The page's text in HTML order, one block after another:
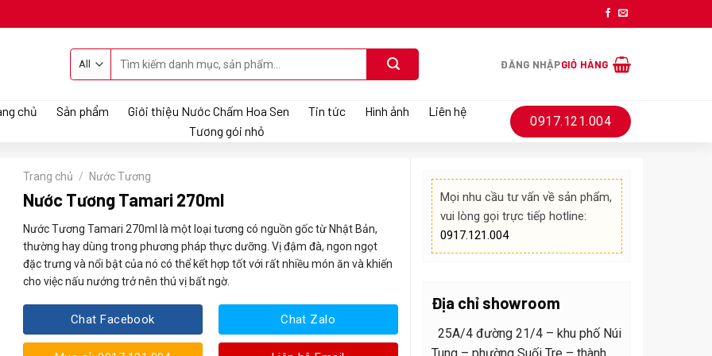
kiếm:
ĐĂNG NHẬPGIỎ HÀNG
chủ Sản phẩm Giới thiệu Nước Chấm Hoa Sen Tin tức Hình ảnh
Liên hệ
Tương gói nhỏ
0917.121.004
Trang chủ / Nước Tương
Nước Tương Tamari 270ml
Nước Tương Tamari 270ml
là một loại tương có nguồn gốc từ Nhật Bản,
thường hay dùng trong phương pháp thực dưỡng. Vị đậm đà, ngon ngọt
đặc trưng và nổi bật của nó có thể kết hợp tốt với rất nhiều món ăn và khiến
cho việc nấu nướng trở nên thú vị bất ngờ.
Chat Facebook Chat Zalo
Mọi nhu cầu tư vấn về sản phẩm,
vui lòng gọi trực tiếp hotline:
0917.121.004
Địa chỉ showroom
25A/4 đường 21/4 – khu phố Núi